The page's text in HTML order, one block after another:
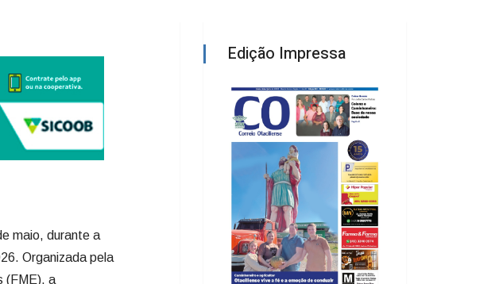
maio, durante a
Organizada pela
(FME), a
Edição Impressa